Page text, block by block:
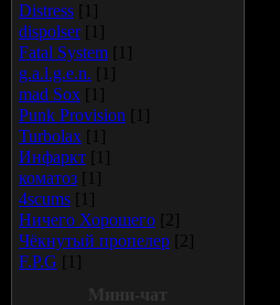
Distress
[1]
dispolser
[1]
Fatal System
[1]
g.a.l.g.e.n.
[1]
mad Sox
[1]
Punk Provision
[1]
Turbolax
[1]
Инфаркт
[1]
коматоз
[1]
4scums
[1]
Ничего Хорошего
[2]
Чёкнутый пропелер
[2]
F.P.G
[1]
Мини-чат